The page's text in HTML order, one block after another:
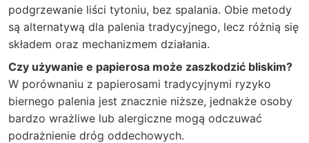
podgrzewanie liści tytoniu, bez spalania. Obie metody
są alternatywą dla palenia tradycyjnego, lecz różnią się
składem oraz mechanizmem działania.
Czy używanie e papierosa może zaszkodzić bliskim?
W porównaniu z papierosami tradycyjnymi ryzyko
biernego palenia jest znacznie niższe, jednakże osoby
bardzo wrażliwe lub alergiczne mogą odczuwać
podrażnienie dróg oddechowych.